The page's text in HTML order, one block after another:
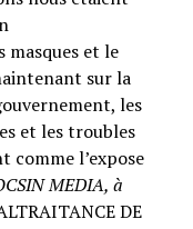
masques et le
sur la
les
et les troubles
comme l’expose
MEDIA, à
DE